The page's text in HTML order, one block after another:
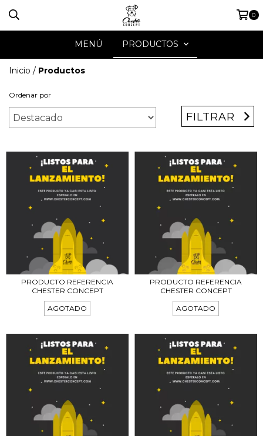
0
MENÚ PRODUCTOS
Inicio / Productos
Ordenar por
FILTRAR
PRODUCTO REFERENCIA
CHESTER CONCEPT
AGOTADO
PRODUCTO REFERENCIA
CHESTER CONCEPT
AGOTADO